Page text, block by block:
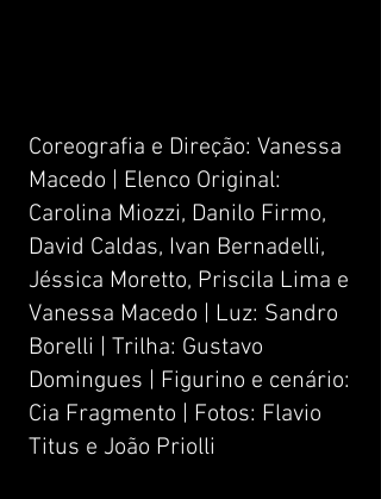
Coreografia e Direção: Vanessa
Macedo | Elenco Original:
Carolina Miozzi, Danilo Firmo,
David Caldas, Ivan Bernadelli,
Jéssica Moretto, Priscila Lima e
Vanessa Macedo | Luz: Sandro
Borelli | Trilha: Gustavo
Domingues | Figurino e cenário:
Cia Fragmento | Fotos: Flavio
Titus e João Priolli